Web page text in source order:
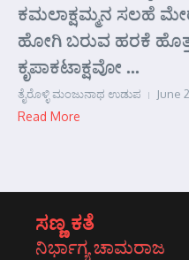
ಕಮಲಾಕ್ಷಮ್ಮನ ಸಲಹೆ
ಹೋಗಿ ಬರುವ ಹರಕೆ
ಕೃಪಾಕಟಾಕ್ಷವೋ ...
ತೈರೊಳ್ಳಿ ಮಂಜುನಾಥ ಉಡುಪ June
Read More
ಸಣ್ಣ ಕತೆ
ನಿರ್ಭಾಗ್ಯ ಚಾಮರಾಜ